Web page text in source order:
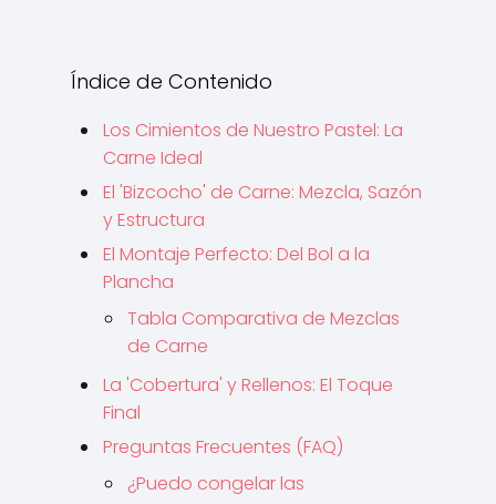
Índice de Contenido
Los Cimientos de Nuestro Pastel: La
Carne Ideal
El 'Bizcocho' de Carne: Mezcla, Sazón
y Estructura
El Montaje Perfecto: Del Bol a la
Plancha
Tabla Comparativa de Mezclas
de Carne
La 'Cobertura' y Rellenos: El Toque
Final
Preguntas Frecuentes (FAQ)
¿Puedo congelar las